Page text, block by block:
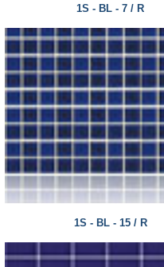
1S - BL - 7 / R
1S - BL - 15 / R